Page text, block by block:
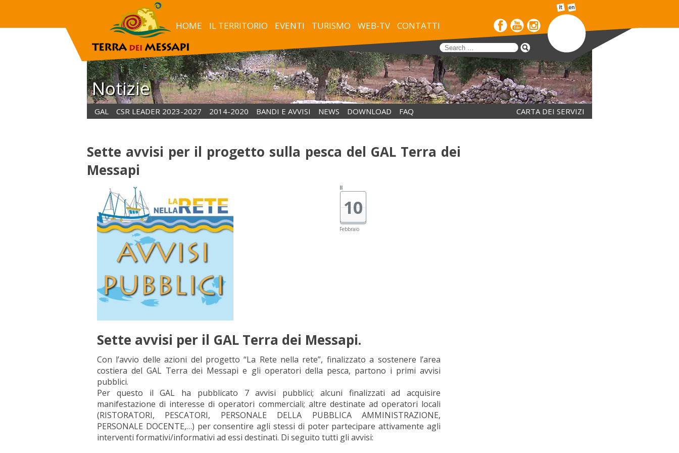
HOME IL TERRITORIO EVENTI TURISMO WEB-TV CONTATTI
Sette avvisi per il progetto sulla pesca del GAL Terra dei Messapi21
Notizie
GAL CSR LEADER 2023-2027 2014-2020 BANDI E AVVISI NEWS DOWNLOAD FAQ CARTA DEI SERVIZI
Sette avvisi per il progetto sulla pesca del GAL Terra dei
Messapi
Il
10
Febbraio
Sette avvisi per il GAL Terra dei Messapi.
Con l’avvio delle azioni del progetto “La Rete nella rete”, finalizzato a sostenere l’area
costiera del GAL Terra dei Messapi e gli operatori della pesca, partono i primi avvisi
pubblici.
Per questo il GAL ha pubblicato 7 avvisi pubblici; alcuni finalizzati ad acquisire
manifestazione di interesse di operatori commerciali; altre destinate ad operatori locali
(RISTORATORI, PESCATORI, PERSONALE DELLA PUBBLICA AMMINISTRAZIONE,
PERSONALE DOCENTE,…) per consentire agli stessi di poter partecipare attivamente agli
interventi formativi/informativi ad essi destinati. Di seguito tutti gli avvisi: